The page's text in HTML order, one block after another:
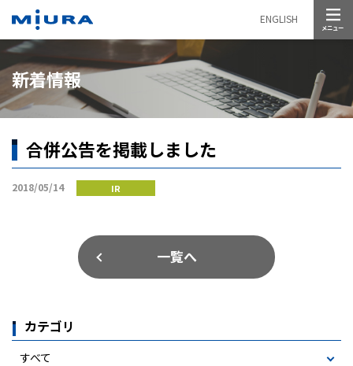
ENGLISH
新着情報
合併公告を掲載しました
2018/05/14 IR
一覧へ
カテゴリ
すべて